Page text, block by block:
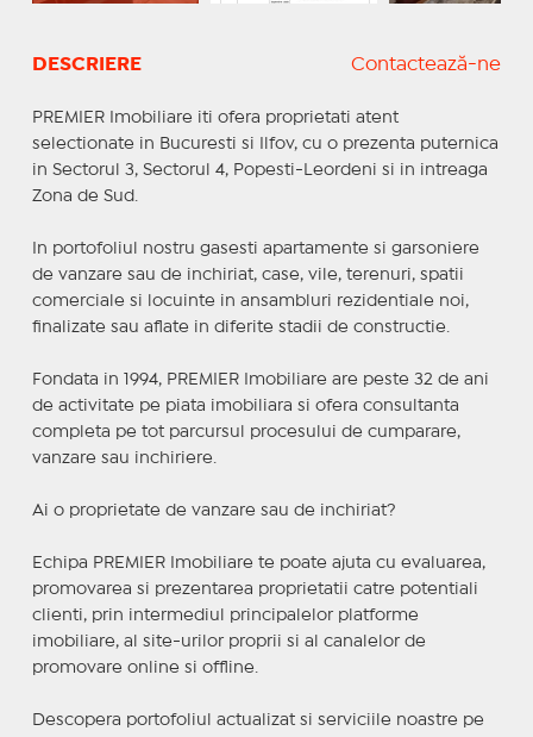
DESCRIERE Contactează-ne
PREMIER Imobiliare iti ofera proprietati atent
selectionate in Bucuresti si Ilfov, cu o prezenta puternica
in Sectorul 3, Sectorul 4, Popesti-Leordeni si in intreaga
Zona de Sud.
In portofoliul nostru gasesti apartamente si garsoniere
de vanzare sau de inchiriat, case, vile, terenuri, spatii
comerciale si locuinte in ansambluri rezidentiale noi,
finalizate sau aflate in diferite stadii de constructie.
Fondata in 1994, PREMIER Imobiliare are peste 32 de ani
de activitate pe piata imobiliara si ofera consultanta
completa pe tot parcursul procesului de cumparare,
vanzare sau inchiriere.
Ai o proprietate de vanzare sau de inchiriat?
Echipa PREMIER Imobiliare te poate ajuta cu evaluarea,
promovarea si prezentarea proprietatii catre potentiali
clienti, prin intermediul principalelor platforme
imobiliare, al site-urilor proprii si al canalelor de
promovare online si offline.
Descopera portofoliul actualizat si serviciile noastre pe